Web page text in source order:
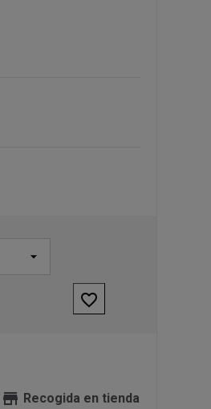
favorite_border
store Recogida en tienda